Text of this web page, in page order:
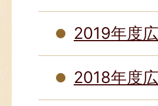
2019年度
2018年度